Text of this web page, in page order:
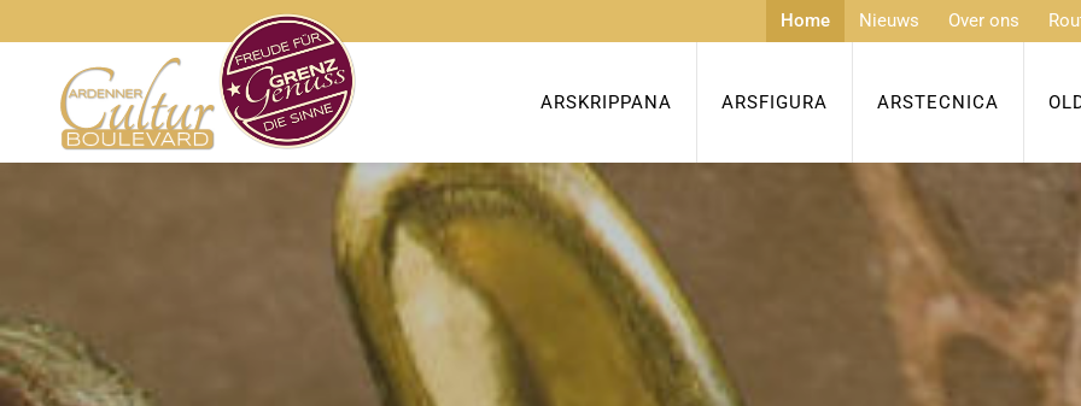
Home Nieuws Over ons
ARSKRIPPANA ARSFIGURA ARSTECNICA